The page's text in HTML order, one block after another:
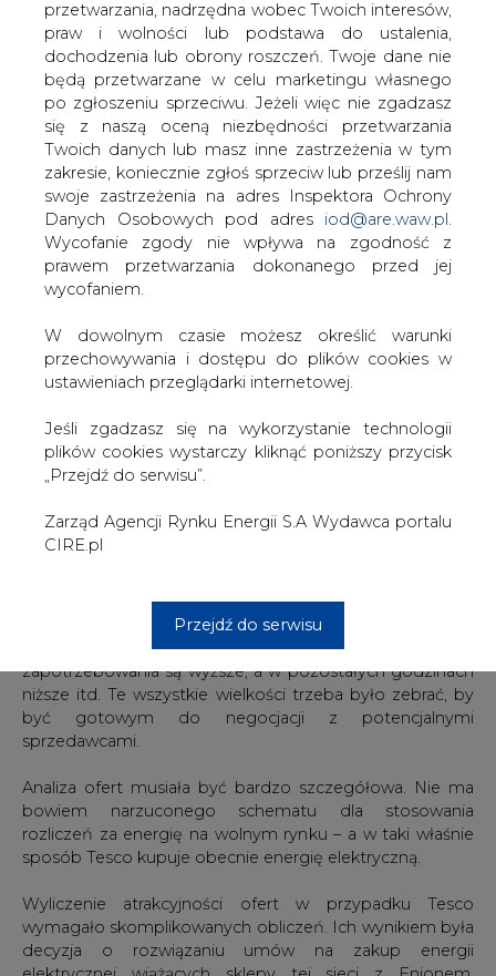
przechowywania i dostępu do plików cookies w
ustawieniach przeglądarki internetowej.
Jeśli zgadzasz się na wykorzystanie technologii
plików cookies wystarczy kliknąć poniższy przycisk
„Przejdź do serwisu”.
Zarząd Agencji Rynku Energii S.A Wydawca portalu
CIRE.pl
Everenu są m.in. Coca-Cola Beverages Polska czy kilka
firm z należącej do Heinekena grupy Żywiec. Polenergia
sprzedaje prąd m.in. PKP Energetyce i Zakładom
Azotowym Kędzierzyn. Rywalizację o kontrakt z Tesco
przegrały: Electrabel, Enea, GZE, Stoen, Energa, Zeork,
ZEŁ-T, ZEW-T, Enion, Lubzel, RZE i EnergiaPro.
Zanim jednak doszło do przetargu, potrzebne były
dokładne analizy potrzeb i aktualnych warunków zakupu
energii. Wszystkie obiekty Tesco jeszcze w ubiegłym
roku były rozliczane według standardowych taryf.
Obiekty Tesco korzystają w większości z tzw. taryf
strefowych, w których ceny prądu i usług przesyłowych
zapotrzebowania są wyższe, a w pozostałych godzinach
niższe itd. Te wszystkie wielkości trzeba było zebrać, by
być gotowym do negocjacji z potencjalnymi
Analiza ofert musiała być bardzo szczegółowa. Nie ma
bowiem narzuconego schematu dla stosowania
sposób Tesco kupuje obecnie energię elektryczną.
decyzja o rozwiązaniu umów na zakup energii
elektrycznej wiążących sklepy tej sieci z Enionem,
Zakładami Energetycznymi Okręgu Radomsko-
Kieleckiego, Zakładem Energetycznym Łódź-Teren,
koncernem Energa oraz Stoenem. Nowi kontrahenci
sprzedadzą w tym roku sklepom Tesco dotychczas
włączonym do projektu ok. 60 GWh prądu.
– Jeżeli zasady będą liberalizowane i dostęp do TPA
łatwiejszy i tańszy, to włączymy do projektu jeszcze kilka
sklepów – zapewnia Sylwia Miller.
Korzystne dla odbiorców zmiany na rynku energii mają
zajść w czerwcu (m.in. ma być możliwe tzw. grupowe
bilansowanie, co pozwoli sprzedawcom nieco obniżyć